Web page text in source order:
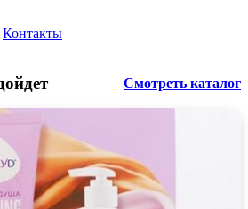
Контакты
Смотреть каталог